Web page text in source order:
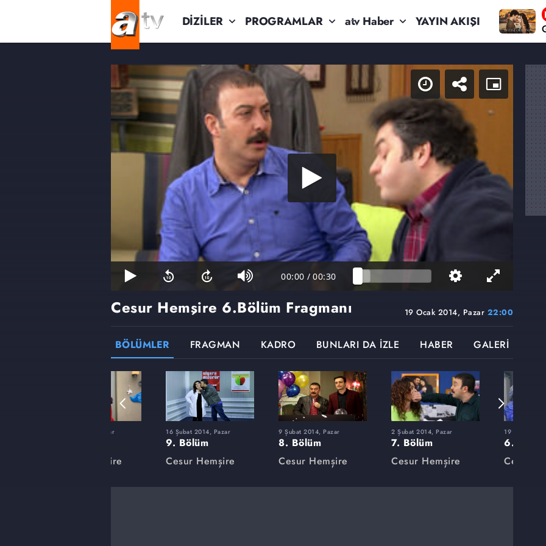
DİZİLER PROGRAMLAR atv Haber YAYIN AKIŞI
00:00 / 00:30
19 Ocak 2014, Pazar 22:00
Cesur Hemşire 6.Bölüm Fragmanı
BÖLÜMLER FRAGMAN KADRO BUNLARI DA İZLE HABER GALERİ
1 Aralık 2013, Pazar
Cesur Hemşire
16 Şubat 2014, Pazar
9. Bölüm
Cesur Hemşire
9 Şubat 2014, Pazar
8. Bölüm
Cesur Hemşire
2 Şubat 2014, Pazar
7. Bölüm
Cesur Hemşire
19 Ocak
6. Bölüm
Cesur